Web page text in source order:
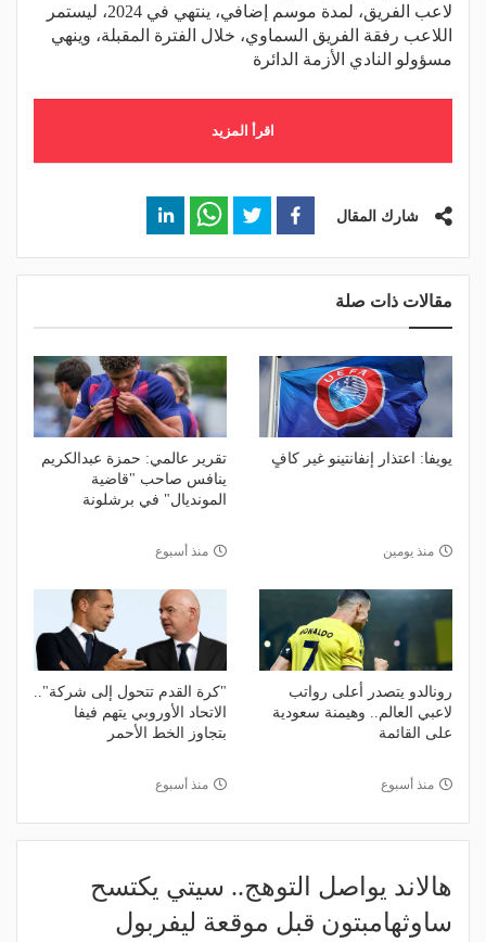
لاعب الفريق، لمدة موسم إضافي، ينتهي في 2024، ليستمر
اللاعب رفقة الفريق السماوي، خلال الفترة المقبلة، وينهي
مسؤولو النادي الأزمة الدائرة
اقرأ المزيد
شارك المقال
مقالات ذات صلة
يويفا: اعتذار إنفانتينو غير كافٍ
منذ يومين
تقرير عالمي: حمزة عبدالكريم
ينافس صاحب "قاضية
المونديال" في برشلونة
منذ أسبوع
رونالدو يتصدر أعلى رواتب
لاعبي العالم.. وهيمنة سعودية
على القائمة
منذ أسبوع
"كرة القدم تتحول إلى شركة"..
الاتحاد الأوروبي يتهم فيفا
بتجاوز الخط الأحمر
منذ أسبوع
هالاند يواصل التوهج.. سيتي يكتسح
ساوثهامبتون قبل موقعة ليفربول